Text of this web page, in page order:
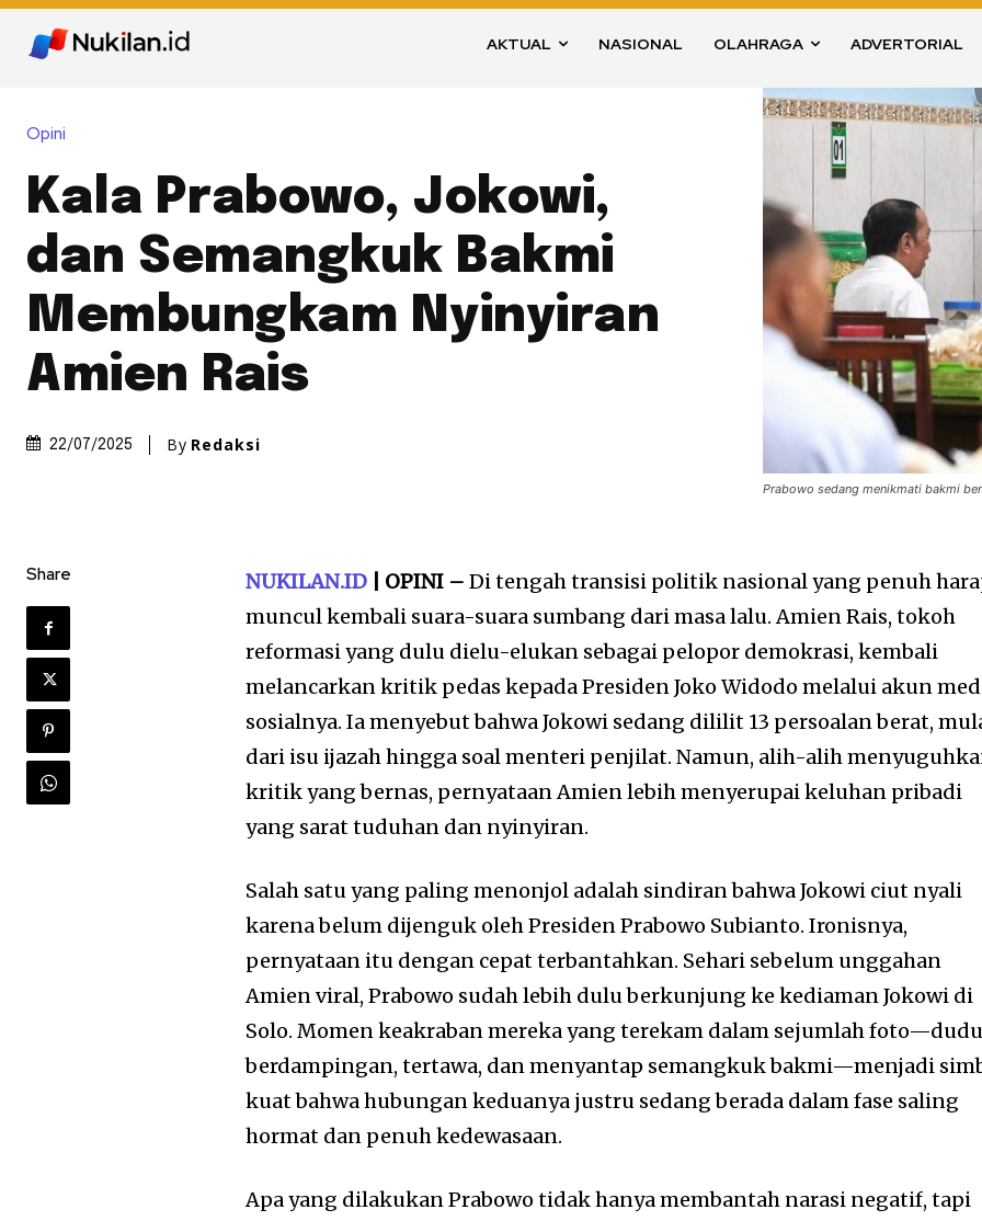
AKTUAL NASIONAL OLAHRAGA ADVERTORIAL
Opini
Kala Prabowo, Jokowi,
dan Semangkuk Bakmi
Membungkam Nyinyiran
Amien Rais
22/07/2025 By Redaksi
Prabowo sedang menikmati bakmi
Share NUKILAN.ID | OPINI –Di tengah transisi politik nasional yang penuh
muncul kembali suara-suara sumbang dari masa lalu. Amien Rais, tokoh
reformasi yang dulu dielu-elukan sebagai pelopor demokrasi, kembali
melancarkan kritik pedas kepada Presiden Joko Widodo melalui akun
sosialnya. Ia menyebut bahwa Jokowi sedang dililit 13 persoalan berat,
dari isu ijazah hingga soal menteri penjilat. Namun, alih-alih
kritik yang bernas, pernyataan Amien lebih menyerupai keluhan pribadi
yang sarat tuduhan dan nyinyiran.
Salah satu yang paling menonjol adalah sindiran bahwa Jokowi ciut nyali
karena belum dijenguk oleh Presiden Prabowo Subianto. Ironisnya,
pernyataan itu dengan cepat terbantahkan. Sehari sebelum unggahan
Amien viral, Prabowo sudah lebih dulu berkunjung ke kediaman Jokowi di
Solo. Momen keakraban mereka yang terekam dalam sejumlah
berdampingan, tertawa, dan menyantap semangkuk bakmi—menjadi
kuat bahwa hubungan keduanya justru sedang berada dalam fase saling
hormat dan penuh kedewasaan.
Apa yang dilakukan Prabowo tidak hanya membantah narasi negatif, tapi